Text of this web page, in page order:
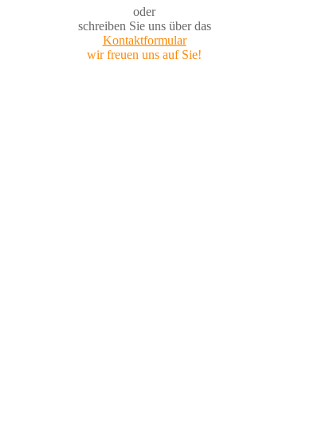
oder
schreiben Sie uns über das
Kontaktformular
wir freuen uns auf Sie!